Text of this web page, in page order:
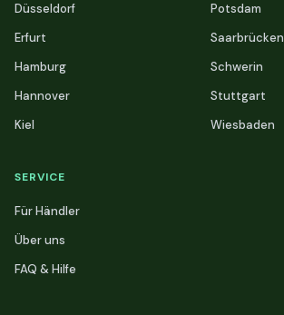
Düsseldorf
Erfurt
Hamburg
Hannover
Kiel
Potsdam
Saarbrücken
Schwerin
Stuttgart
Wiesbaden
SERVICE
Für Händler
Über uns
FAQ & Hilfe